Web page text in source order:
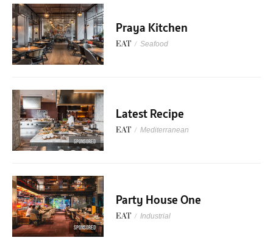
Praya Kitchen
EAT / Seafood
SPONSORED
Latest Recipe
EAT / Mediterranean
SPONSORED
Party House One
EAT / Industrial